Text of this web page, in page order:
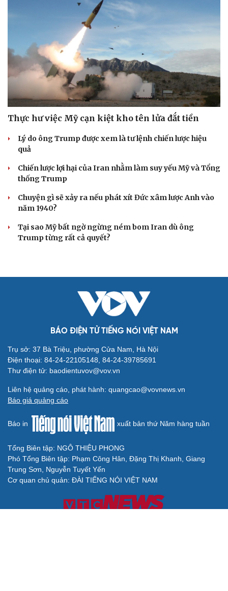
Thực hư việc Mỹ cạn kiệt kho tên lửa đắt tiền
Lý do ông Trump được xem là tư lệnh chiến lược hiệu
quả
Chiến lược lợi hại của Iran nhằm làm suy yếu Mỹ và Tổng
thống Trump
Chuyện gì sẽ xảy ra nếu phát xít Đức xâm lược Anh vào
năm 1940?
Tại sao Mỹ bất ngờ ngừng ném bom Iran dù ông
Trump từng rất cả quyết?
BÁO ĐIỆN TỬ TIẾNG NÓI VIỆT NAM
Trụ sở: 37 Bà Triệu, phường Cửa Nam, Hà Nội
Điện thoại: 84-24-22105148, 84-24-39785691
Thư điện tử: baodientuvov@vov.vn
Liên hệ quảng cáo, phát hành: quangcao@vovnews.vn
Báo giá quảng cáo
Báo in xuất bản thứ Năm hàng tuần
Tổng Biên tập: NGÔ THIỆU PHONG
Phó Tổng Biên tập: Phạm Công Hân, Đặng Thị Khanh, Giang
Trung Sơn, Nguyễn Tuyết Yến
Cơ quan chủ quản: ĐÀI TIẾNG NÓI VIỆT NAM